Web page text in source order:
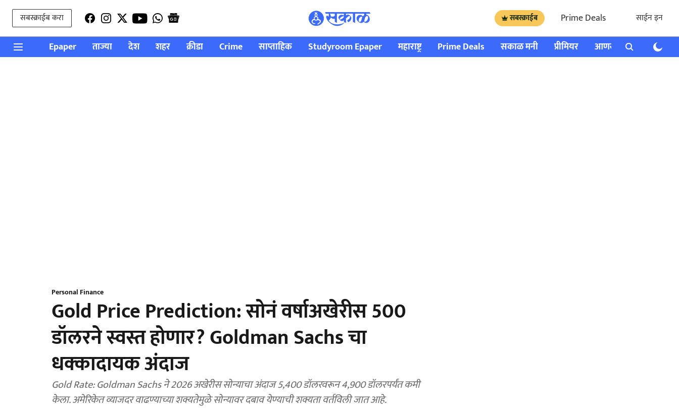
सबस्क्राईब करा सबस्क्राईब Prime Deals साईन इन
Epaper ताज्या देश शहर क्रीडा Crime साप्ताहिक Studyroom Epaper महाराष्ट्र Prime Deals सकाळ मनी प्रीमियर आणखी राशी भविष्य
Personal Finance
Gold Price Prediction: सोनं वर्षाअखेरीस 500
डॉलरने स्वस्त होणार? Goldman Sachs चा
धक्कादायक अंदाज
Gold Rate: Goldman Sachs ने 2026 अखेरीस सोन्याचा अंदाज 5,400 डॉलरवरून 4,900 डॉलरपर्यंत कमी
केला. अमेरिकेत व्याजदर वाढण्याच्या शक्यतेमुळे सोन्यावर दबाव येण्याची शक्यता वर्तविली जात आहे.